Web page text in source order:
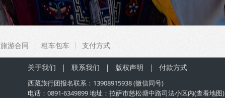
旅游合同 租车包车 支付方式
关于我们 联系我们 版权声明 付款方式
西藏旅行团报名联系： 13908915938(微信同号)
电话：0891-6349899 地址：拉萨市慈松塘中路司法小区内(查看地图)